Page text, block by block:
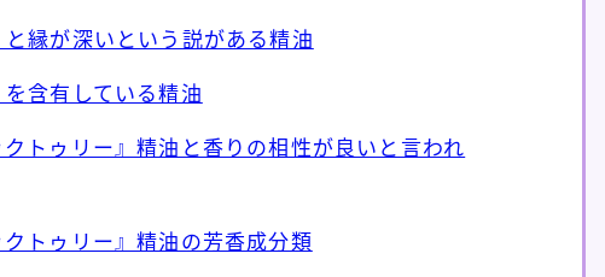
縁が深いという説がある精油
含有している精油
トゥリー』精油と香りの相性が良いと言われ
トゥリー』精油の芳香成分類